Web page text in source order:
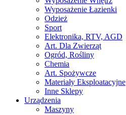
Wyposażenie Łazienki
Odzież
Sport
Elektronika, RTV, AGD
Art. Dla Zwierząt
Ogród, Rośliny
Chemia
Art. Spożywcze
Materiały Eksploatacyjne
Inne Sklepy
Urządzenia
Maszyny